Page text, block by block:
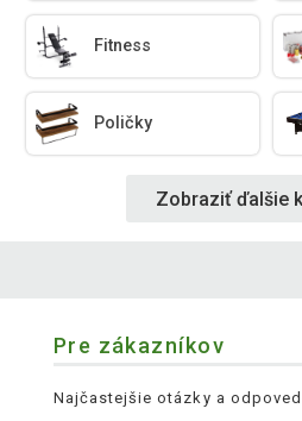
Fitness
Poličky
Zobraziť ďalšie
Pre zákazníkov
Najčastejšie otázky a